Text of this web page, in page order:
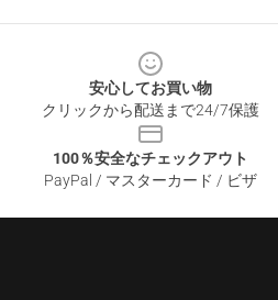
安心してお買い物
クリックから配送まで24/7保護
100％安全なチェックアウト
PayPal / マスターカード / ビザ